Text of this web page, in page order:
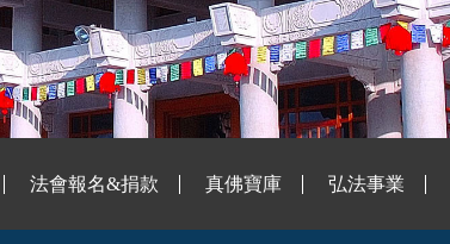
法會報名&捐款 真佛寶庫 弘法事業